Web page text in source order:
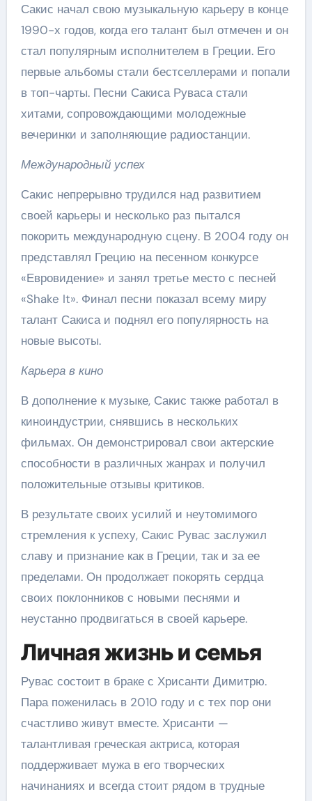
Сакис начал свою музыкальную карьеру в конце
1990-х годов, когда его талант был отмечен и он
стал популярным исполнителем в Греции. Его
первые альбомы стали бестселлерами и попали
в топ-чарты. Песни Сакиса Руваса стали
хитами, сопровождающими молодежные
вечеринки и заполняющие радиостанции.
Международный успех
Сакис непрерывно трудился над развитием
своей карьеры и несколько раз пытался
покорить международную сцену. В 2004 году он
представлял Грецию на песенном конкурсе
«Евровидение» и занял третье место с песней
«Shake It». Финал песни показал всему миру
талант Сакиса и поднял его популярность на
новые высоты.
Карьера в кино
В дополнение к музыке, Сакис также работал в
киноиндустрии, снявшись в нескольких
фильмах. Он демонстрировал свои актерские
способности в различных жанрах и получил
положительные отзывы критиков.
В результате своих усилий и неутомимого
стремления к успеху, Сакис Рувас заслужил
славу и признание как в Греции, так и за ее
пределами. Он продолжает покорять сердца
своих поклонников с новыми песнями и
неустанно продвигаться в своей карьере.
Личная жизнь и семья
Рувас состоит в браке с Хрисанти Димитрю.
Пара поженилась в 2010 году и с тех пор они
счастливо живут вместе. Хрисанти —
талантливая греческая актриса, которая
поддерживает мужа в его творческих
начинаниях и всегда стоит рядом в трудные